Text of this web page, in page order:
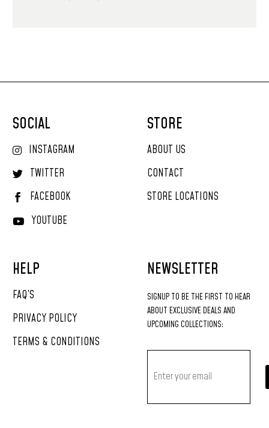
SOCIAL
INSTAGRAM
TWITTER
FACEBOOK
YOUTUBE
STORE
ABOUT US
CONTACT
STORE LOCATIONS
HELP
FAQ’S
PRIVACY POLICY
TERMS & CONDITIONS
NEWSLETTER
SIGNUP TO BE THEFIRST TO HEAR
ABOUT EXCLUSIVEDEALS AND
UPCOMING COLLECTIONS: